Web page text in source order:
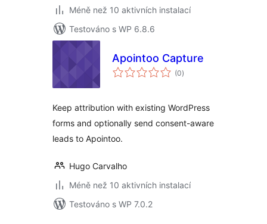
Méně než 10 aktivních instalací
Testováno s WP 6.8.6
Apointoo Capture
(0celkové
hodnocení
)
Keep attribution with existing WordPress
forms and optionally send consent-aware
leads to Apointoo.
Hugo Carvalho
Méně než 10 aktivních instalací
Testováno s WP 7.0.2